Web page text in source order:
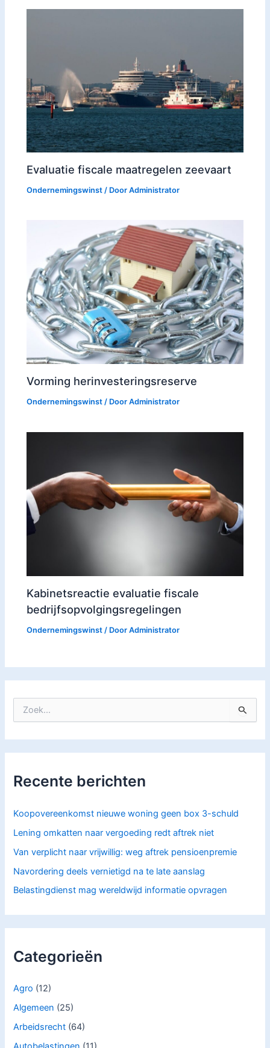
o
a
Recente berichten
Koopovereenkomst nieuwe woning geen box 3-schuld
Lening omkatten naar vergoeding redt aftrek niet
Van verplicht naar vrijwillig: weg aftrek pensioenpremie
Navordering deels vernietigd na te late aanslag
Belastingdienst mag wereldwijd informatie opvragen
Categorieën
Agro (12)
Algemeen (25)
Arbeidsrecht (64)
Evaluatie fiscale maatregelen zeevaart
Ondernemingswinst / DoorAdministrator
Vorming herinvesteringsreserve
Ondernemingswinst / DoorAdministrator
Kabinetsreactie evaluatie fiscale
bedrijfsopvolgingsregelingen
Ondernemingswinst / DoorAdministrator